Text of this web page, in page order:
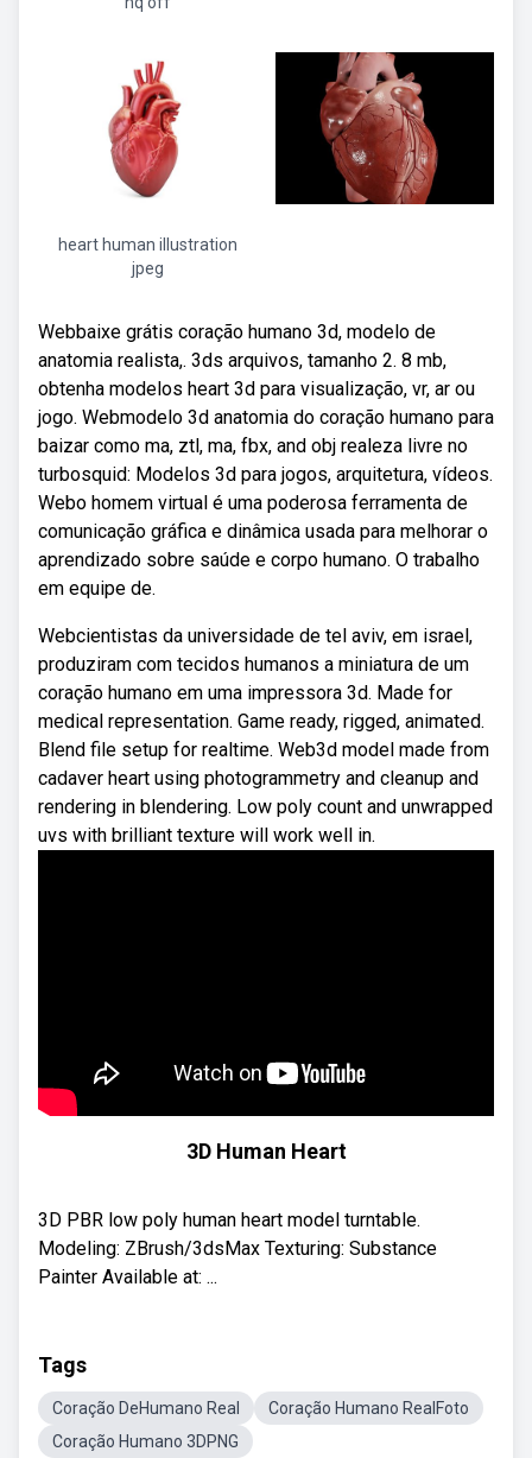
heart human illustration
jpeg
Webbaixe grátis coração humano 3d, modelo de
anatomia realista,. 3ds arquivos, tamanho 2. 8 mb,
obtenha modelos heart 3d para visualização, vr, ar ou
jogo. Webmodelo 3d anatomia do coração humano para
baizar como ma, ztl, ma, fbx, and obj realeza livre no
turbosquid: Modelos 3d para jogos, arquitetura, vídeos.
Webo homem virtual é uma poderosa ferramenta de
comunicação gráfica e dinâmica usada para melhorar o
aprendizado sobre saúde e corpo humano. O trabalho
em equipe de.
Webcientistas da universidade de tel aviv, em israel,
produziram com tecidos humanos a miniatura de um
coração humano em uma impressora 3d. Made for
medical representation. Game ready, rigged, animated.
Blend file setup for realtime. Web3d model made from
cadaver heart using photogrammetry and cleanup and
rendering in blendering. Low poly count and unwrapped
uvs with brilliant texture will work well in.
3D Human Heart
3D PBR low poly human heart model turntable.
Modeling: ZBrush/3dsMax Texturing: Substance
Painter Available at: ...
Tags
Coração DeHumano Real
Coração Humano RealFoto
Coração Humano 3DPNG